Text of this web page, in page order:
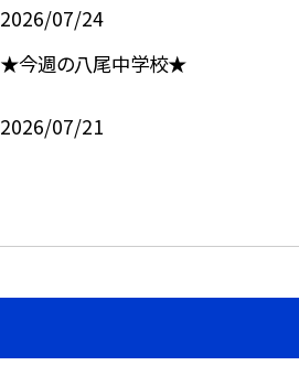
2026/07/24
★今週の八尾中学校★
2026/07/21